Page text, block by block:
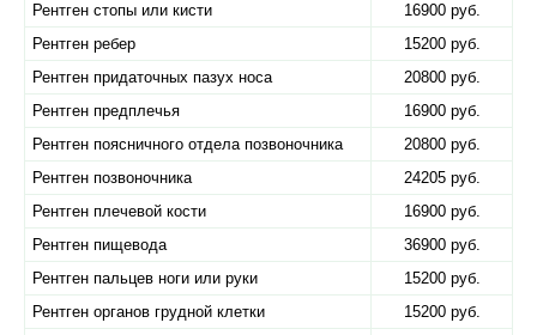
Рентген стопы или кисти
16900 руб.
Рентген ребер
15200 руб.
Рентген придаточных пазух носа
20800 руб.
Рентген предплечья
16900 руб.
Рентген поясничного отдела позвоночника
20800 руб.
Рентген позвоночника
24205 руб.
Рентген плечевой кости
16900 руб.
Рентген пищевода
36900 руб.
Рентген пальцев ноги или руки
15200 руб.
Рентген органов грудной клетки
15200 руб.